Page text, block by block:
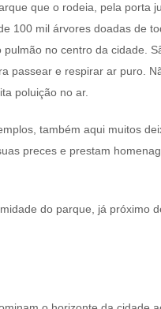
que o rodeia, pela porta
100 mil árvores doadas de
pulmão no centro da cidade.
passear e respirar ar puro.
poluição no ar.
também aqui muitos
preces e prestam
do parque, já próximo